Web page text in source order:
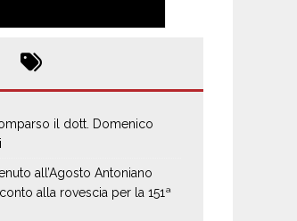
il dott. Domenico
all’Agosto Antoniano
alla rovescia per la 151ª